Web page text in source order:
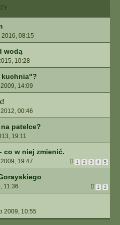
2016, 08:15
wodą
10:28
kuchnia"?
14:09
00:46
patelce?
19:11
co w niej zmienić.
19:47 1 2 3 4 5
11:36 1 2
2009, 10:55